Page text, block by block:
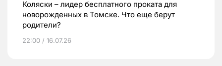
Коляски – лидер бесплатного проката для
новорожденных в Томске. Что еще берут
родители?
22:00 / 16.07.26